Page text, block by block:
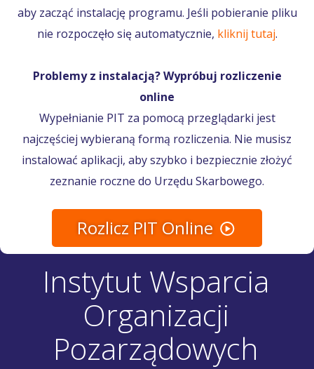
aby zacząć instalację programu. Jeśli pobieranie pliku
nie rozpoczęło się automatycznie, kliknij tutaj.
Problemy z instalacją? Wypróbuj rozliczenie
online
Wypełnianie PIT za pomocą przeglądarki jest
najczęściej wybieraną formą rozliczenia. Nie musisz
instalować aplikacji, aby szybko i bezpiecznie złożyć
zeznanie roczne do Urzędu Skarbowego.
Rozlicz PIT Online
Instytut Wsparcia
Organizacji
Pozarządowych